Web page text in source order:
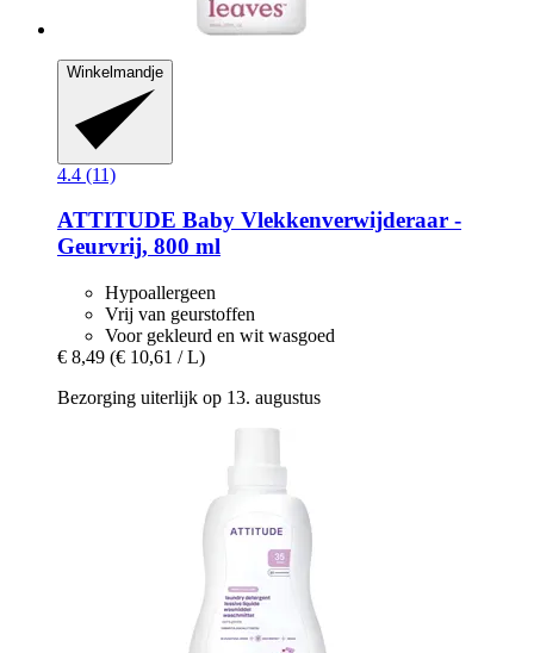
Winkelmandje
4.4 (11)
ATTITUDE Baby Vlekkenverwijderaar -​
Geurvrij, 800 ml
Hypoallergeen
Vrij van geurstoffen
Voor gekleurd en wit wasgoed
€ 8,49 (€ 10,61 / L)
Bezorging uiterlijk op 13. augustus